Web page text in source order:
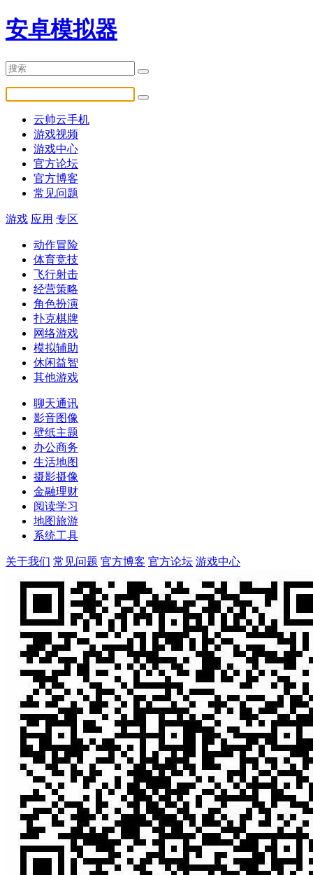
安卓模拟器
云帅云手机
游戏视频
游戏中心
官方论坛
官方博客
常见问题
游戏 应用 专区
动作冒险
体育竞技
飞行射击
经营策略
角色扮演
扑克棋牌
网络游戏
模拟辅助
休闲益智
其他游戏
聊天通讯
影音图像
壁纸主题
办公商务
生活地图
摄影摄像
金融理财
阅读学习
地图旅游
系统工具
关于我们 常见问题 官方博客 官方论坛 游戏中心